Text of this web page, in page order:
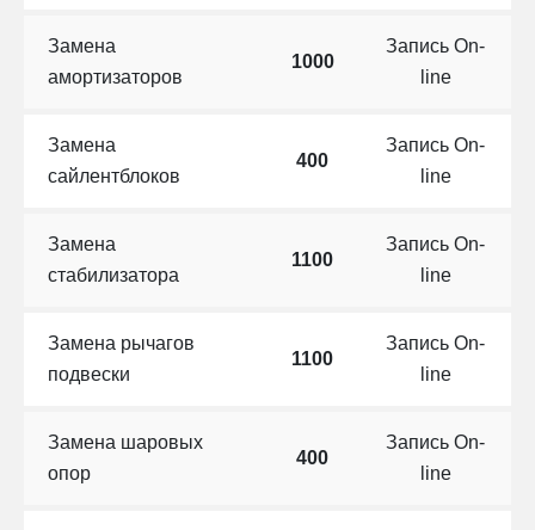
Замена
амортизаторов
1000
Запись On-
line
Замена
сайлентблоков
400
Запись On-
line
Замена
стабилизатора
1100
Запись On-
line
Замена рычагов
подвески
1100
Запись On-
line
Замена шаровых
опор
400
Запись On-
line